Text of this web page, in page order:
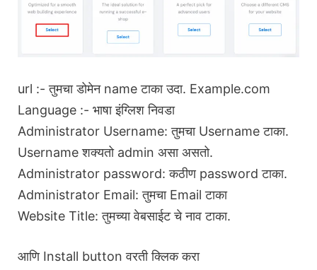
url :- तुमचा डोमेन name टाका उदा. Example.com
Language :- भाषा इंग्लिश निवडा
Administrator Username: तुमचा Username टाका.
Username शक्यतो admin असा असतो.
Administrator password: कठीण password टाका.
Administrator Email: तुमचा Email टाका
Website Title: तुमच्या वेबसाईट चे नाव टाका.
आणि Install button वरती क्लिक करा